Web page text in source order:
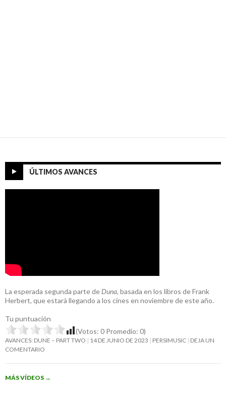
ÚLTIMOS AVANCES
La esperada segunda parte de Duna, basada en los libros de Frank
Herbert, que estará llegando a los cines en noviembre de este año.
Tu puntuación
(Votos: 0 Promedio: 0)
AVANCES: DUNE – PART TWO 14 DE JUNIO DE 2023 PERSIMUSIC DEJA UN
COMENTARIO
MÁS VÍDEOS →